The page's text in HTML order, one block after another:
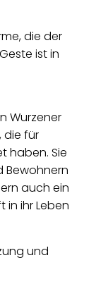
die der
ist in
Wurzener
die für
haben. Sie
Bewohnern
auch ein
in ihr Leben
und